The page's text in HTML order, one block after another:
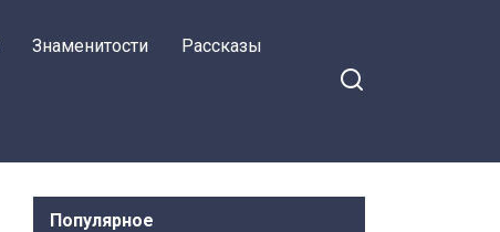
Знаменитости Рассказы
Популярное